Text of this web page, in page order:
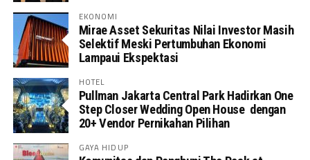
EKONOMI
Mirae Asset Sekuritas Nilai Investor Masih
Selektif Meski Pertumbuhan Ekonomi
Lampaui Ekspektasi
HOTEL
Pullman Jakarta Central Park Hadirkan One
Step Closer Wedding Open House dengan
20+ Vendor Pernikahan Pilihan
GAYA HIDUP